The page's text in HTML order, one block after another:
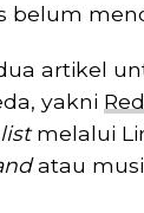
belum
artikel
yakni
melalui
atau